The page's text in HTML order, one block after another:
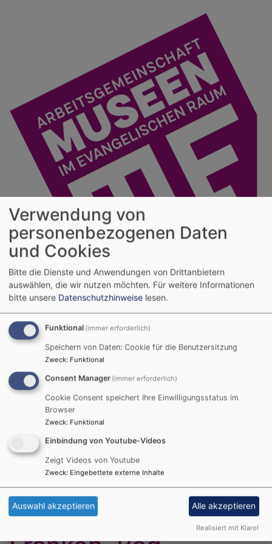
Evangelische
Migrationsgeschichte(n)
Ausstellungskooperation evangelischer Museen 2023
Hauptnavigation
Startseite Museum Kirche in Franken, Bad Windsheim
Slovenian
Romanian
Hungarian
French
English
German
Museum Kirche in
Verwendung von
personenbezogenen Daten
und Cookies
Bitte die Dienste und Anwendungen von Drittanbietern
auswählen, die wir nutzen möchten. Für weitere Informationen
bitte unsere Datenschutzhinweise lesen.
Funktional (immer erforderlich)
Speichern von Daten: Cookie für die Benutzersitzung
Zweck: Funktional
Consent Manager (immer erforderlich)
Cookie Consent speichert Ihre Einwilligungsstatus im
Browser
Zweck: Funktional
Einbindung von Youtube-Videos
Zeigt Videos von Youtube
Zweck: Eingebettete externe Inhalte
Auswahl akzeptieren Alle akzeptieren
Realisiert mit Klaro!